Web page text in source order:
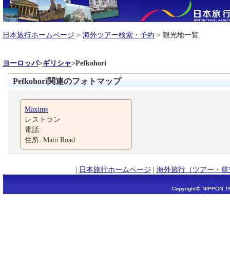
日本旅行ホームページ > 海外ツアー検索・予約 > 観光地一覧
ヨーロッパ>ギリシャ>Pefkohori
Pefkohori関連のフォトマップ
Maxims
レストラン
電話:
住所: Main Road
| 日本旅行ホームページ | 海外旅行（ツアー・航